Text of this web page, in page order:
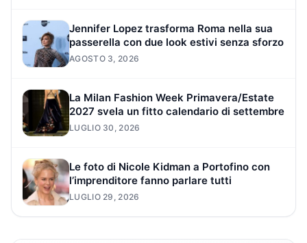
Jennifer Lopez trasforma Roma nella sua
passerella con due look estivi senza sforzo
AGOSTO 3, 2026
La Milan Fashion Week Primavera/Estate
2027 svela un fitto calendario di settembre
LUGLIO 30, 2026
Le foto di Nicole Kidman a Portofino con
l’imprenditore fanno parlare tutti
LUGLIO 29, 2026